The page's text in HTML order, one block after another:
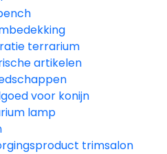
terrarium
artikelen
voor konijn
lamp
trimsalon